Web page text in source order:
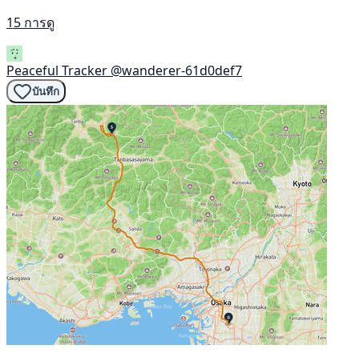
15 การดู
Peaceful Tracker @wanderer-61d0def7
บันทึก